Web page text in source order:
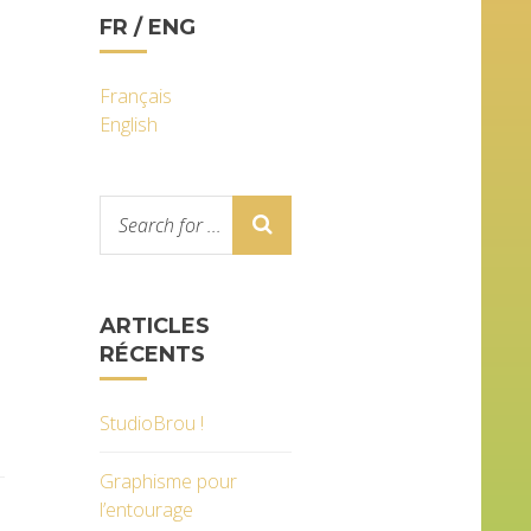
FR / ENG
Français
English
ARTICLES
RÉCENTS
StudioBrou !
Graphisme pour
l’entourage